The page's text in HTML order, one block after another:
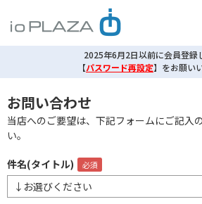
2025年6月2日以前に会員登録
【パスワード再設定】 をお願い
お問い合わせ
当店へのご要望は、下記フォームにご記入
い。
件名(タイトル)